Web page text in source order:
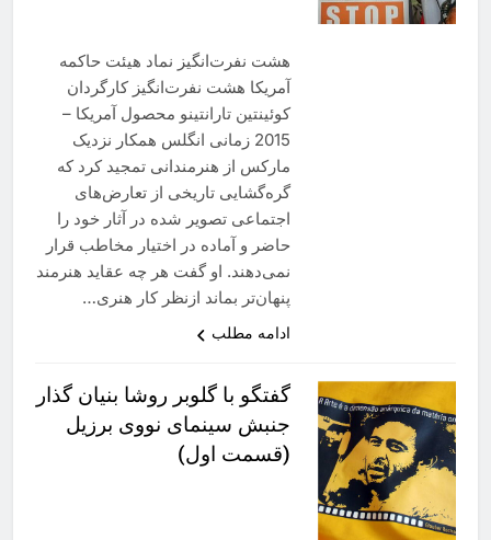
هشت نفرت‌انگیز نماد هیئت حاکمه
آمریکا هشت نفرت‌انگیز کارگردان
کوئینتین تارانتینو محصول آمریکا –
2015 زمانی انگلس همکار نزدیک
مارکس از هنرمندانی تمجید کرد که
گره‌گشایی تاریخی از تعارض‌های
اجتماعی تصویر شده در آثار خود را
حاضر و آماده در اختیار مخاطب قرار
نمی‌دهند. او گفت هر چه عقاید هنرمند
پنهان‌تر بماند ازنظر کار هنری…
ادامه مطلب
گفتگو با گلوبر روشا بنیان گذار
جنبش سینمای نووی برزیل
(قسمت اول)